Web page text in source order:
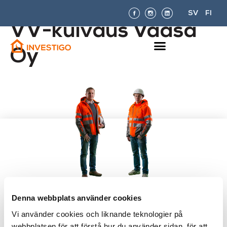
Denna webbplats använder cookies
Vi använder cookies och liknande teknologier på
SV FI
VV-kuivaus Vaasa
Oy
Är du orolig över mögel, eller
fundersam över ditt hems eller